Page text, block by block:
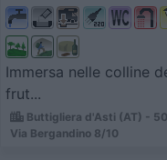
Immersa nelle colline
frut...
Buttigliera d'Asti (AT) -
Via Bergandino 8/10